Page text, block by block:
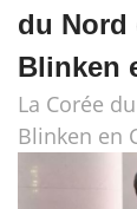
du Nord
Blinken
La Corée
Blinken en